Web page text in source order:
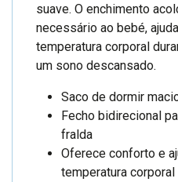
suave. O enchimento
necessário ao bebé,
temperatura corporal
um sono descansado.
Saco de dormir
Fecho bidirecional
fralda
Oferece conforto e
temperatura